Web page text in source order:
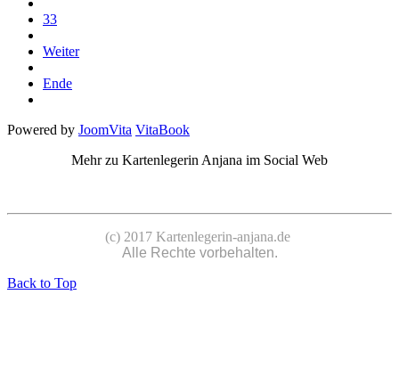
33
Weiter
Ende
Powered by JoomVita VitaBook
Mehr zu Kartenlegerin Anjana im Social Web
(c) 2017 Kartenlegerin-anjana.de
Alle Rechte vorbehalten.
Back to Top